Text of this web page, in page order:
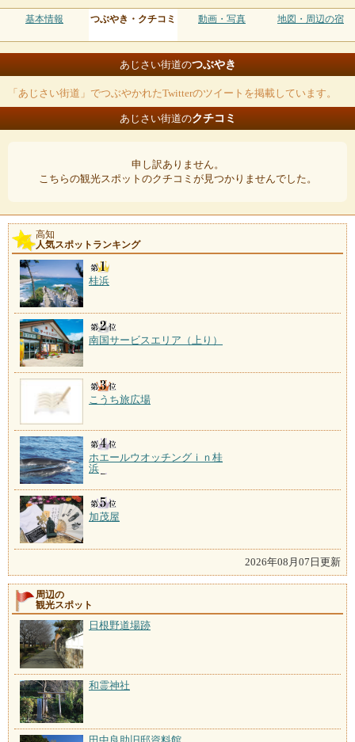
基本情報 つぶやき・クチコミ 動画・写真 地図・周辺の宿
あじさい街道のつぶやき
「あじさい街道」でつぶやかれたTwitterのツイートを掲載しています。
あじさい街道のクチコミ
申し訳ありません。
こちらの観光スポットのクチコミが見つかりませんでした。
高知
人気スポットランキング
桂浜
南国サービスエリア（上り）
こうち旅広場
ホエールウオッチングｉｎ桂
浜
加茂屋
2026年08月07日更新
周辺の
観光スポット
日根野道場跡
和霊神社